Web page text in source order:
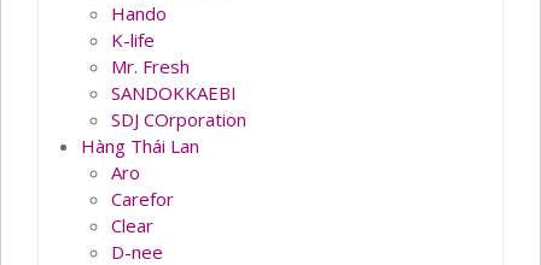
Hando
K-life
Mr. Fresh
SANDOKKAEBI
SDJ COrporation
Hàng Thái Lan
Aro
Carefor
Clear
D-nee